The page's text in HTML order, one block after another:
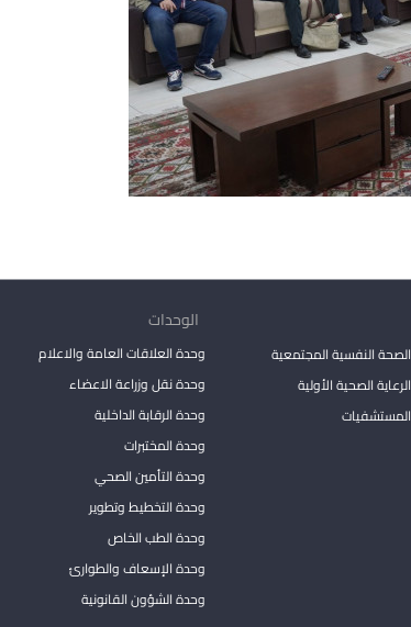
الصحة النفسية المجتمعية
الرعاية الصحية الأولية
المستشفيات
الوحدات
وحدة العلاقات العامة والاعلام
وحدة نقل وزراعة الاعضاء
وحدة الرقابة الداخلية
وحدة المختبرات
وحدة التأمين الصحي
وحدة التخطيط وتطوير
وحدة الطب الخاص
وحدة الإسعاف والطوارئ
وحدة الشؤون القانونية